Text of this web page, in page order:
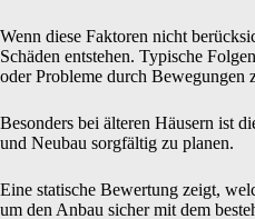
Wenn diese Faktoren nicht
Schäden entstehen. Typische
oder Probleme durch Bewegungen
Besonders bei älteren Häusern ist
und Neubau sorgfältig zu planen.
Eine statische Bewertung zeigt,
um den Anbau sicher mit dem